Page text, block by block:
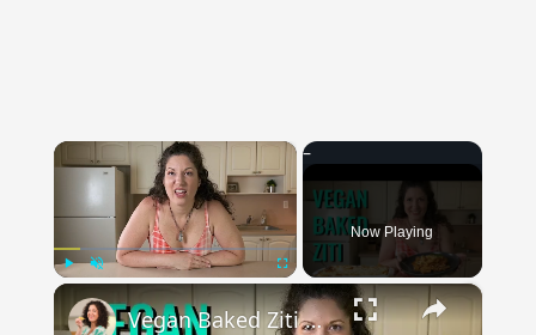
×
Fullscreen
Now Playing
×
Vegan Baked Ziti with Lentils, Tofu Ricotta, and Cashew Mozzarella